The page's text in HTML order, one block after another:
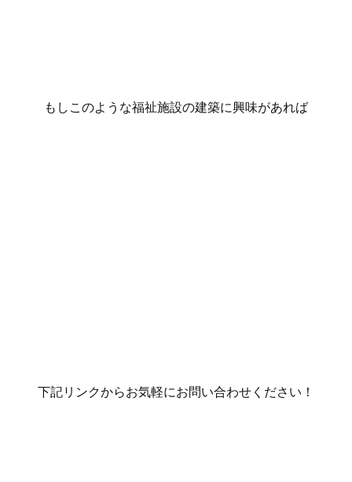
もしこのような福祉施設の建築に興味があれば
下記リンクからお気軽にお問い合わせください！